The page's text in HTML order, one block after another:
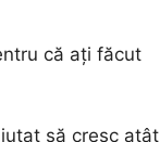
că ați făcut
să cresc atât